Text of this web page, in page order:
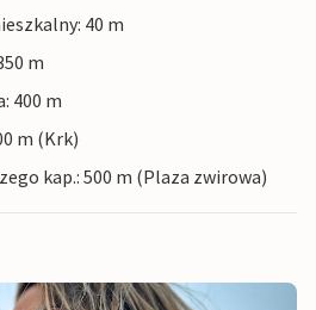
40 m
m
400 m
m (Krk)
kap.: 500 m (Plaza zwirowa)